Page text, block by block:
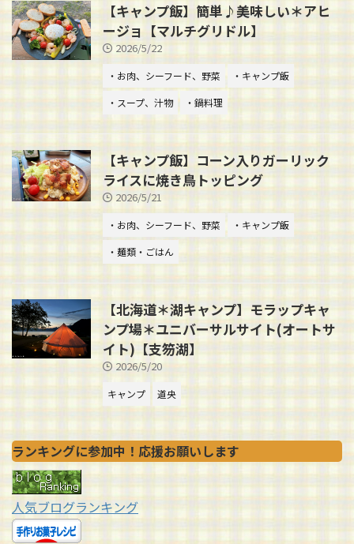
【キャンプ飯】簡単♪美味しい＊アヒ
ージョ【マルチグリドル】
2026/5/22
・お肉、シーフード、野菜
・キャンプ飯
・スープ、汁物
・鍋料理
【キャンプ飯】コーン入りガーリック
ライスに焼き鳥トッピング
2026/5/21
・お肉、シーフード、野菜
・キャンプ飯
・麺類・ごはん
【北海道＊湖キャンプ】モラップキャ
ンプ場＊ユニバーサルサイト(オートサ
イト)【支笏湖】
2026/5/20
キャンプ 道央
ランキングに参加中！応援お願いします
人気ブログランキング